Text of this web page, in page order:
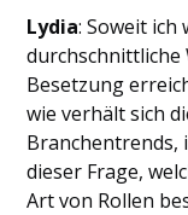
Lydia: Soweit ich
durchschnittliche
Besetzung
wie verhält sich
Branchentrends,
dieser Frage,
Art von Rollen